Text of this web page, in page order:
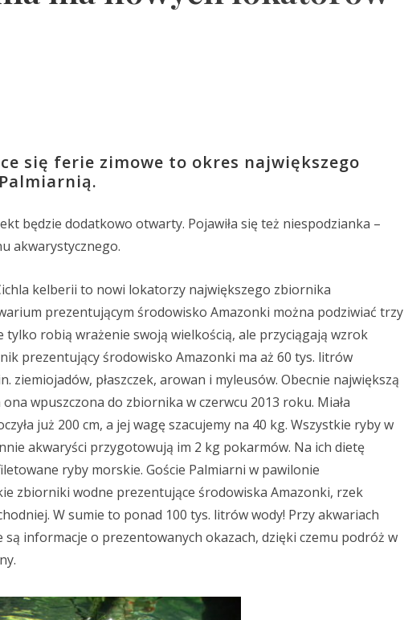
się ferie zimowe to okres największego
będzie dodatkowo otwarty. Pojawiła się też niespodzianka –
akwarystycznego.
kelberii to nowi lokatorzy największego zbiornika
prezentującym środowisko Amazonki można podziwiać trzy
tylko robią wrażenie swoją wielkością, ale przyciągają wzrok
prezentujący środowisko Amazonki ma aż 60 tys. litrów
ziemiojadów, płaszczek, arowan i myleusów. Obecnie największą
wpuszczona do zbiornika w czerwcu 2013 roku. Miała
już 200 cm, a jej wagę szacujemy na 40 kg. Wszystkie ryby w
akwaryści przygotowują im 2 kg pokarmów. Na ich dietę
ryby morskie. Goście Palmiarni w pawilonie
zbiorniki wodne prezentujące środowiska Amazonki, rzek
W sumie to ponad 100 tys. litrów wody! Przy akwariach
informacje o prezentowanych okazach, dzięki czemu podróż w